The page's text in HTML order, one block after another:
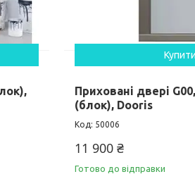
Купити
Приховані двері
(блок), Dooris
50006
11 900 ₴
Готово до відправки